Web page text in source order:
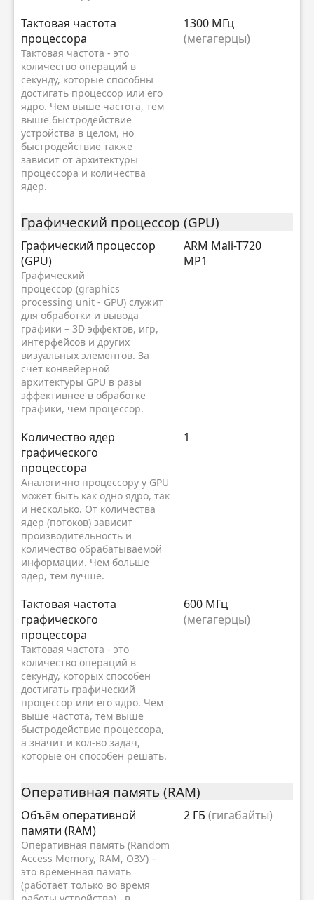
Тактовая частота
процессора
Тактовая частота - это
количество операций в
секунду, которые способны
достигать процессор или его
ядро. Чем выше частота, тем
выше быстродействие
устройства в целом, но
быстродействие также
зависит от архитектуры
процессора и количества
ядер.
1300 МГц
(мегагерцы)
Графический процессор (GPU)
Графический процессор
(GPU)
Графический
процессор (graphics
processing unit - GPU) служит
для обработки и вывода
графики – 3D эффектов, игр,
интерфейсов и других
визуальных элементов. За
счет конвейерной
архитектуры GPU в разы
эффективнее в обработке
графики, чем процессор.
ARM Mali-T720
MP1
Kоличество ядер
графического
процессора
Аналогично процессору у GPU
может быть как одно ядро, так
и несколько. От количества
ядер (потоков) зависит
производительность и
количество обрабатываемой
информации. Чем больше
ядер, тем лучше.
1
Тактовая частота
графического
процессора
Тактовая частота - это
количество операций в
секунду, которых способен
достигать графический
процессор или его ядро. Чем
выше частота, тем выше
быстродействие процессора,
а значит и кол-во задач,
которые он способен решать.
600 МГц
(мегагерцы)
Оперативная память (RAM)
Объём оперативной
памяти (RAM)
Оперативная память (Random
Access Memory, RAM, ОЗУ) –
это временная память
(работает только во время
2 ГБ (гигабайты)